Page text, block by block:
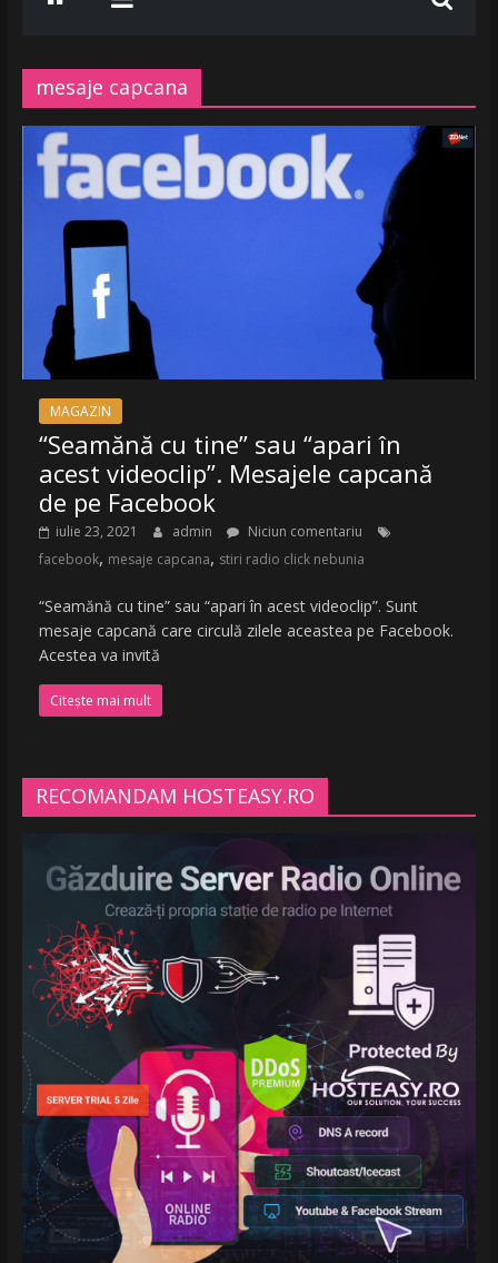
ASCULTA
HITURILE
Radio
Belea
Romania
www.radiobelea.ro
mesaje capcana
MAGAZIN
“Seamănă cu tine” sau “apari în
acest videoclip”. Mesajele capcană
de pe Facebook
iulie 23, 2021 admin
Niciun comentariu
facebook, mesaje capcana, stiri radio click nebunia
“Seamănă cu tine” sau “apari în acest videoclip”. Sunt
mesaje capcană care circulă zilele aceastea pe Facebook.
Acestea va invită
Citește mai mult
RECOMANDAM HOSTEASY.RO